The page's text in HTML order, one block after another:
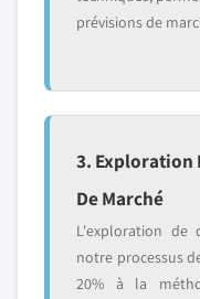
prévisions de
3. Exploration
De Marché
L'exploration de
notre processus
20% à la